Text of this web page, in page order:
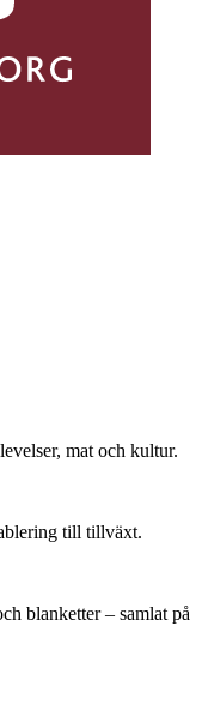
mat och kultur.
till tillväxt.
blanketter – samlat på